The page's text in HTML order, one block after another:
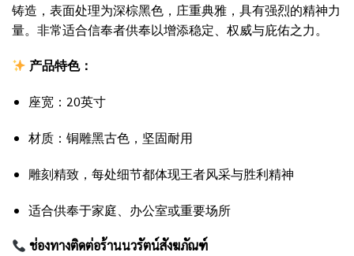
铸造，表面处理为深棕黑色，庄重典雅，具有强烈的精神力
量。非常适合信奉者供奉以增添稳定、权威与庇佑之力。
产品特色：
座宽：20英寸
材质：铜雕黑古色，坚固耐用
雕刻精致，每处细节都体现王者风采与胜利精神
适合供奉于家庭、办公室或重要场所
ช่องทางติดต่อร้านนวรัตน์สังฆภัณฑ์